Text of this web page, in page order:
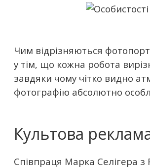
Чим відрізняються
у тім, що кожна робота
завдяки чому чітко видно
фотографію абсолютно
Культова
Співпраця Марка Селігера з